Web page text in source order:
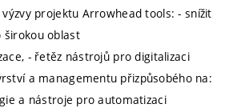
projektu Arrowhead tools: - snížit
širokou oblast
- řetěz nástrojů pro digitalizaci
a managementu přizpůsobého na:
a nástroje pro automatizaci